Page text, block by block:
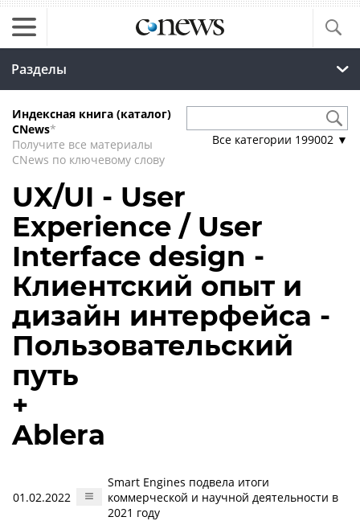
Разделы
Индексная книга (каталог)
CNews*
Получите все материалы
CNews по ключевому слову
Все категории 199002 ▼
UX/UI - User
Experience / User
Interface design -
Клиентский опыт и
дизайн интерфейса -
Пользовательский
путь
+
Ablera
01.02.2022
Smart Engines подвела итоги
коммерческой и научной деятельности в
2021 году